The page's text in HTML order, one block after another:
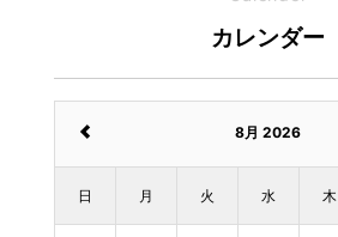
カレンダー
8月 2026
日 月 火 水 木